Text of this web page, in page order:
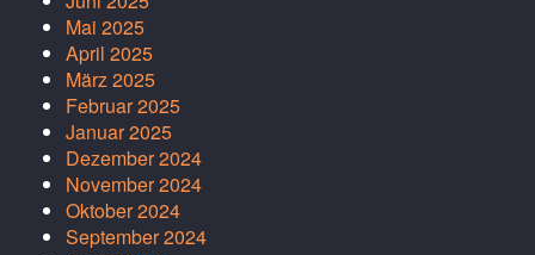
Mai 2025
April 2025
März 2025
Februar 2025
Januar 2025
Dezember 2024
November 2024
Oktober 2024
September 2024